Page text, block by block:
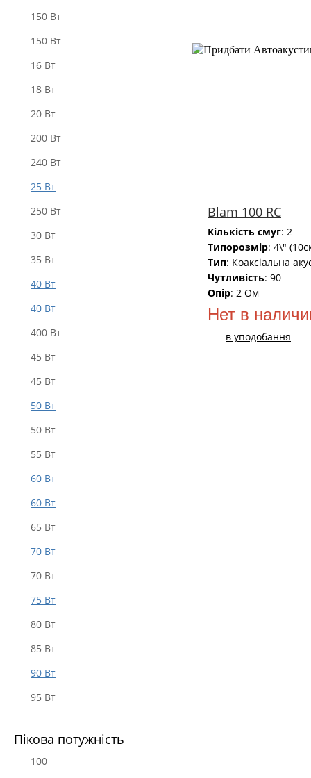
150 Вт
150 Вт
16 Вт
18 Вт
20 Вт
200 Вт
240 Вт
25 Вт
250 Вт
30 Вт
35 Вт
40 Bт
40 Вт
400 Вт
45 Вт
45 Вт
50 Bт
50 Вт
55 Bт
60 Вт
60 Вт
65 Вт
70 Bт
70 Вт
75 Bт
80 Вт
85 Bт
90 Вт
95 Вт
Пікова потужність
100
Blam 100 RC
Кількість смуг: 2
Типорозмір: 4\"
Тип: Коаксіальна
Чутливість: 90
Опір: 2 Ом
Нет в
в уподобання